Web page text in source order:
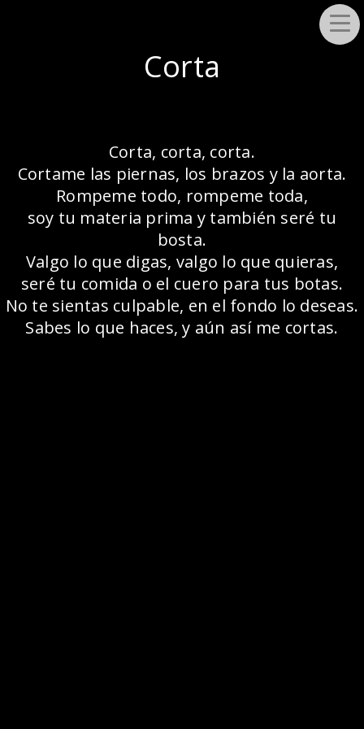
Corta
Corta, corta, corta.
Cortame las piernas, los brazos y la aorta.
Rompeme todo, rompeme toda,
soy tu materia prima y también seré tu
bosta.
Valgo lo que digas, valgo lo que quieras,
seré tu comida o el cuero para tus botas.
No te sientas culpable, en el fondo lo deseas.
Sabes lo que haces, y aún así me cortas.